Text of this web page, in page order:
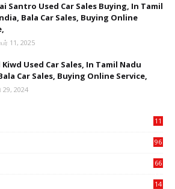
Santro Used Car Sales Buying, In Tamil
Bala Car Sales, Buying Online
11, 2025
Kiwd Used Car Sales, In Tamil Nadu
Car Sales, Buying Online Service,
29, 2024
11
96
66
14